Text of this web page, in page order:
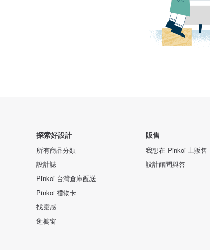
探索好設計
所有商品分類
設計誌
Pinkoi 台灣倉庫配送
Pinkoi 禮物卡
找靈感
逛櫥窗
販售
我想在 Pinkoi 上販售
設計館問與答